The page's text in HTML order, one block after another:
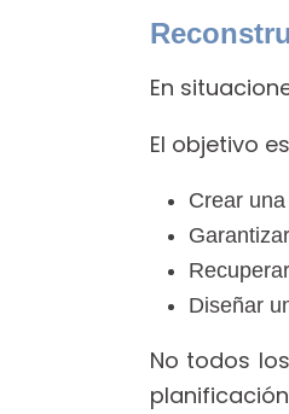
En
El objetivo
Crear
Diseñar
No todos